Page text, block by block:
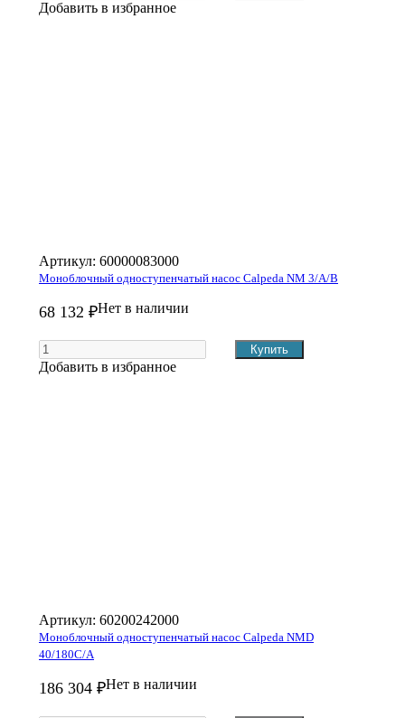
Добавить в избранное
Артикул: 60000083000
Моноблочный одноступенчатый насос Calpeda NM 3/A/B
68 132 ₽Нет в наличии
Добавить в избранное
Артикул: 60200242000
Моноблочный одноступенчатый насос Calpeda NMD
40/180C/A
186 304 ₽Нет в наличии